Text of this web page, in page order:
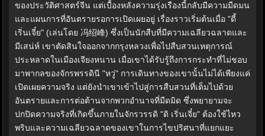
ของประวัติศาสตร์จีน แต่เบื้องหลังความรุ่งเรืองนี้กลับมีความมืดมน
และแผนการที่อันตรายรอการเปิดเผยอยู่ เรื่องราวเริ่มต้นเมื่อ "ดี้
เริ่นเจี๋ย" (เล่นโดย 冯绍峰) ซึ่งเป็นนักสืบที่มีความเฉลียวฉลาดและ
มีเสน่ห์ เขาตัดสินใจออกจากกรุงหลวงเพื่อไปสืบสวนเหตุการณ์
ประหลาดในเมืองเจียงหนาน เมื่อเขาได้รับรู้ถึงการกระทำที่ไม่ชอบ
มาพากลของจักรพรรดินี "หวู่" การเดินทางของเขานั้นไม่ได้เพียงแค่
เปิดเผยความจริง แต่ยังนำเขาเข้าไปสู่การสืบสวนที่เต็มไปด้วย
อันตรายและการต่อต้านจากพวกอำนาจที่มืดมิด ซึ่งพยายามจะ
ปกปิดความจริงที่เกิดขึ้นภายในจักรวรรดิ "ดิ เริ่นเจี๋ย" ต้องใช้ไหว
พริบและความเฉลียวฉลาดของเขาในการไขปริศนาที่แยกแยะ